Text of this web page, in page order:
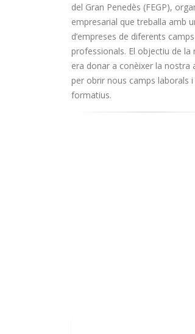
del Gran Penedès (FEGP),
empresarial que treballa amb
d’empreses de diferents camps
professionals. El objectiu de la
era donar a conèixer la nostra
per obrir nous camps laborals i
formatius.